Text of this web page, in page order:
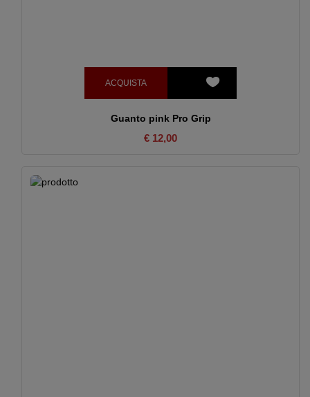
ACQUISTA
Guanto pink Pro Grip
€ 12,00